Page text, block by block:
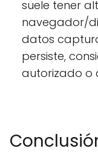
suele tener
navegador/
datos
persiste,
autorizado o